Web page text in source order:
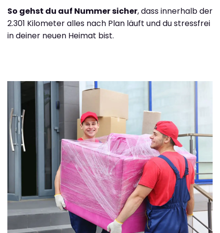
So gehst du auf Nummer sicher, dass innerhalb der
2.301 Kilometer alles nach Plan läuft und du stressfrei
in deiner neuen Heimat bist.